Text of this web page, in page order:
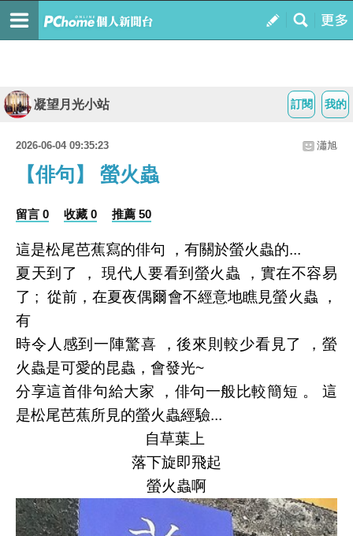
我的
訂閱
凝望月光小站
2026-06-04 09:35:23 瀟旭
【俳句】 螢火蟲
留言 0 收藏 0 推薦 50
這是松尾芭蕉寫的俳句 ，有關於螢火蟲的...
夏天到了 ， 現代人要看到螢火蟲 ，實在不容易
了 ; 從前，在夏夜偶爾會不經意地瞧見螢火蟲 ，
有
時令人感到一陣驚喜 ，後來則較少看見了 ，螢
火蟲是可愛的昆蟲，會發光~
分享這首俳句給大家 ，俳句一般比較簡短 。 這
是松尾芭蕉所見的螢火蟲經驗...
自草葉上
落下旋即飛起
螢火蟲啊